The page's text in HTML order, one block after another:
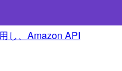
し、Amazon API